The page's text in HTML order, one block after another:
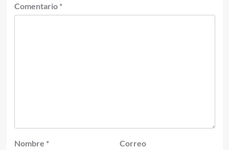
Comentario *
Nombre *
Correo